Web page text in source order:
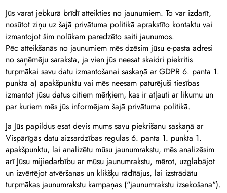
Jūs varat jebkurā brīdī atteikties no jaunumiem. To var izdarīt,
nosūtot ziņu uz šajā privātuma politikā aprakstīto kontaktu vai
izmantojot šim nolūkam paredzēto saiti jaunumos.
Pēc atteikšanās no jaunumiem mēs dzēsim jūsu e-pasta adresi
no saņēmēju saraksta, ja vien jūs neesat skaidri piekritis
turpmākai savu datu izmantošanai saskaņā ar GDPR 6. panta 1.
punkta a) apakšpunktu vai mēs neesam paturējuši tiesības
izmantot jūsu datus citiem mērķiem, kas ir atļauti ar likumu un
par kuriem mēs jūs informējam šajā privātuma politikā.
Ja Jūs papildus esat devis mums savu piekrišanu saskaņā ar
Vispārīgās datu aizsardzības regulas 6. panta 1. punkta 1.
apakšpunktu, lai analizētu mūsu jaunumrakstu, mēs analizēsim
arī Jūsu mijiedarbību ar mūsu jaunumrakstu, mērot, uzglabājot
un izvērtējot atvēršanas un klikšķu rādītājus, lai izstrādātu
turpmākas jaunumrakstu kampaņas ("jaunumrakstu izsekošana").